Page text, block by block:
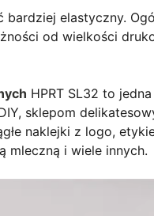
elastyczny.
od wielkości
HPRT SL32 to
sklepom
naklejki z logo,
mleczną i wiele innych.